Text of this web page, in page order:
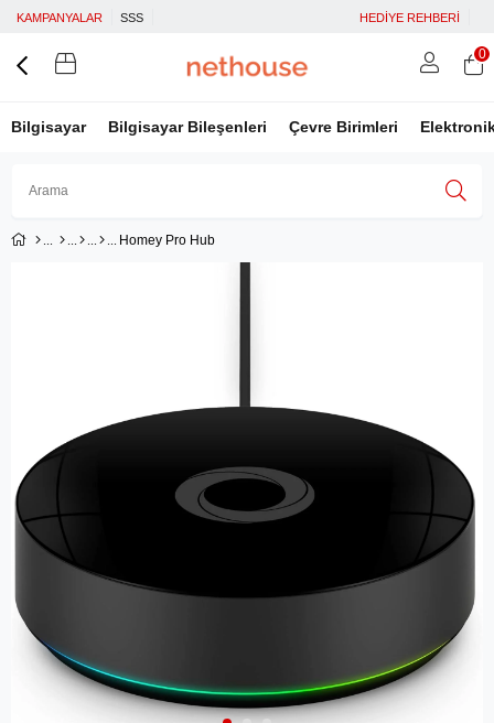
KAMPANYALAR SSS HEDİYE REHBERİ
Bilgisayar Bilgisayar Bileşenleri Çevre Birimleri
Üye Girişi
0
Homey Pro Hub